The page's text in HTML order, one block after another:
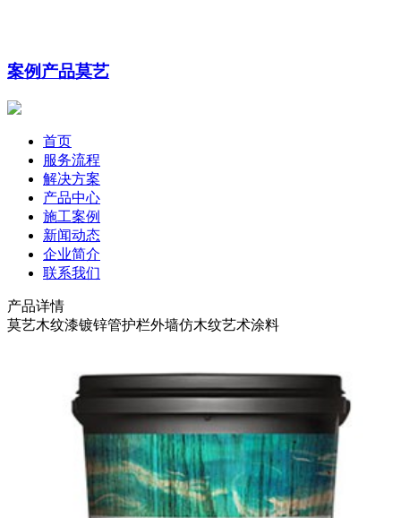
案例产品莫艺
首页
服务流程
解决方案
产品中心
施工案例
新闻动态
企业简介
联系我们
产品详情
莫艺木纹漆镀锌管护栏外墙仿木纹艺术涂料